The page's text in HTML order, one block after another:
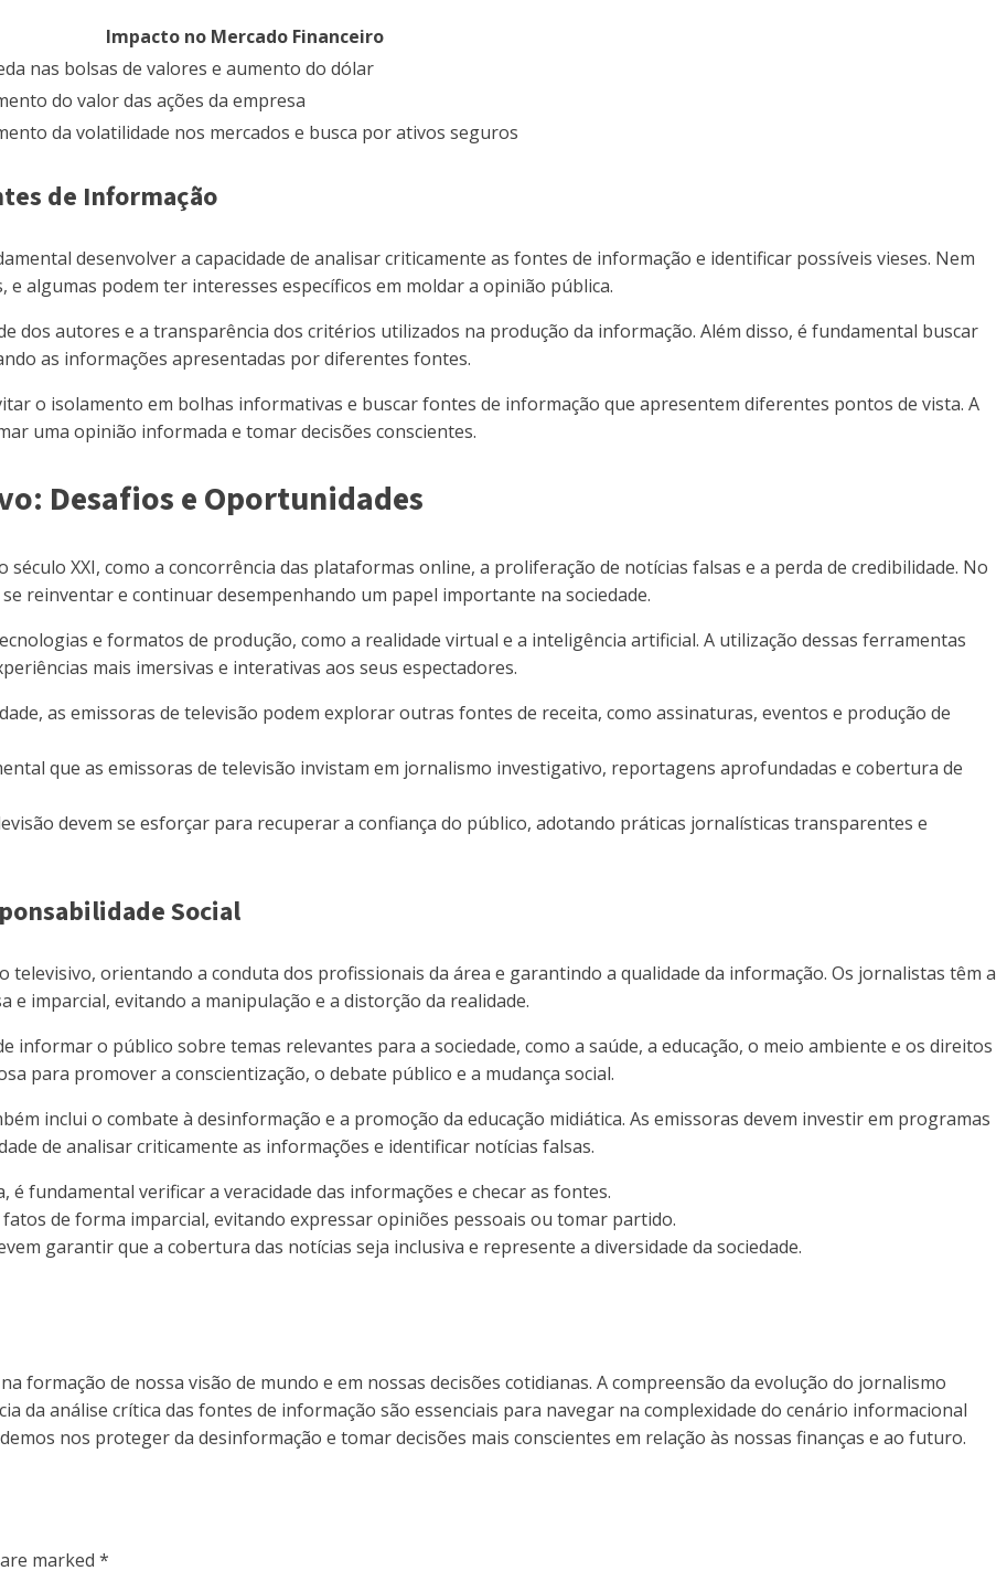
Impacto no Mercado Financeiro
nas bolsas de valores e aumento do dólar
do valor das ações da empresa
da volatilidade nos mercados e busca por ativos seguros
de Informação
desenvolver a capacidade de analisar criticamente as fontes de informação e identificar possíveis vieses. Nem
algumas podem ter interesses específicos em moldar a opinião pública.
dos autores e a transparência dos critérios utilizados na produção da informação. Além disso, é fundamental buscar
as informações apresentadas por diferentes fontes.
o isolamento em bolhas informativas e buscar fontes de informação que apresentem diferentes pontos de vista. A
uma opinião informada e tomar decisões conscientes.
Desafios e Oportunidades
XXI, como a concorrência das plataformas online, a proliferação de notícias falsas e a perda de credibilidade. No
reinventar e continuar desempenhando um papel importante na sociedade.
e formatos de produção, como a realidade virtual e a inteligência artificial. A utilização dessas ferramentas
mais imersivas e interativas aos seus espectadores.
as emissoras de televisão podem explorar outras fontes de receita, como assinaturas, eventos e produção de
que as emissoras de televisão invistam em jornalismo investigativo, reportagens aprofundadas e cobertura de
devem se esforçar para recuperar a confiança do público, adotando práticas jornalísticas transparentes e
Social
orientando a conduta dos profissionais da área e garantindo a qualidade da informação. Os jornalistas têm a
imparcial, evitando a manipulação e a distorção da realidade.
informar o público sobre temas relevantes para a sociedade, como a saúde, a educação, o meio ambiente e os direitos
para promover a conscientização, o debate público e a mudança social.
inclui o combate à desinformação e a promoção da educação midiática. As emissoras devem investir em programas
de analisar criticamente as informações e identificar notícias falsas.
fundamental verificar a veracidade das informações e checar as fontes.
de forma imparcial, evitando expressar opiniões pessoais ou tomar partido.
garantir que a cobertura das notícias seja inclusiva e represente a diversidade da sociedade.
formação de nossa visão de mundo e em nossas decisões cotidianas. A compreensão da evolução do jornalismo
da análise crítica das fontes de informação são essenciais para navegar na complexidade do cenário informacional
nos proteger da desinformação e tomar decisões mais conscientes em relação às nossas finanças e ao futuro.
marked *